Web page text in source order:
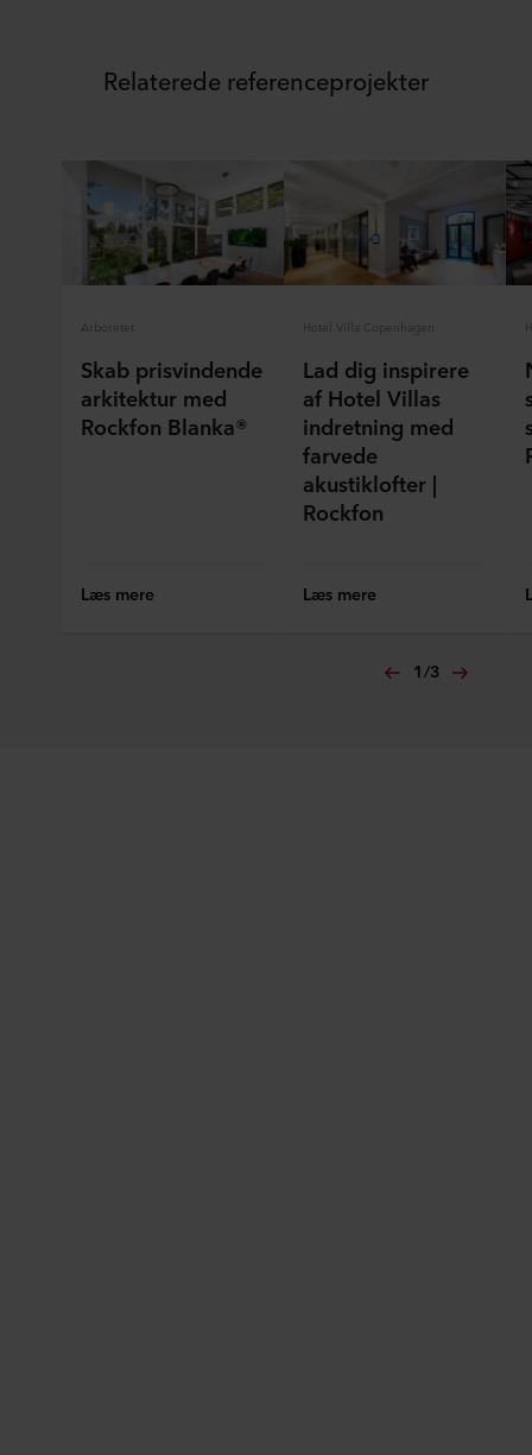
Relaterede referenceprojekter
Arboretet
Skab prisvindende
arkitektur med
Rockfon Blanka®
Læs mere
Hotel Villa Copenhagen
Lad dig inspirere
af Hotel Villas
indretning med
farvede
akustiklofter |
Rockfon
Læs mere
1/3